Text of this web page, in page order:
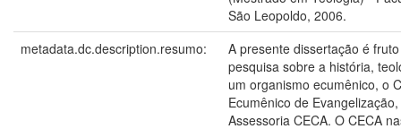
São Leopoldo, 2006.
metadata.dc.description.resumo:
A presente dissertação é
pesquisa sobre a história,
um organismo ecumênico, o
Ecumênico de
Assessoria CECA. O CECA